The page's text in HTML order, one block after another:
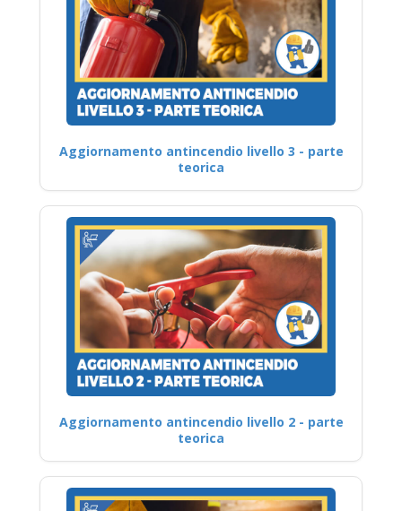
Aggiornamento antincendio livello 3 - parte
teorica
Aggiornamento antincendio livello 2 - parte
teorica